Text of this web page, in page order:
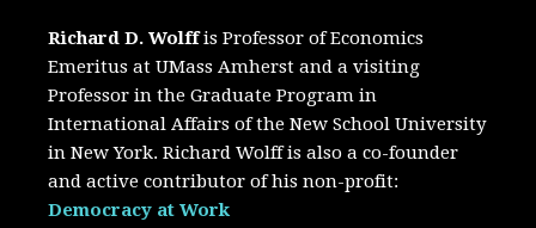
Richard D. Wolffis Professor of Economics
Emeritus at UMass Amherst and a visiting
Professor in the Graduate Program in
International Affairs of the New School University
in New York. Richard Wolff is also a co-founder
and active contributor of his non-profit:
Democracy at Work